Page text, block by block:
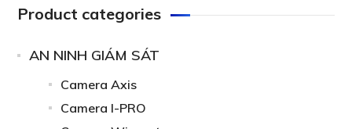
Product categories
AN NINH GIÁM SÁT
Camera Axis
Camera I-PRO